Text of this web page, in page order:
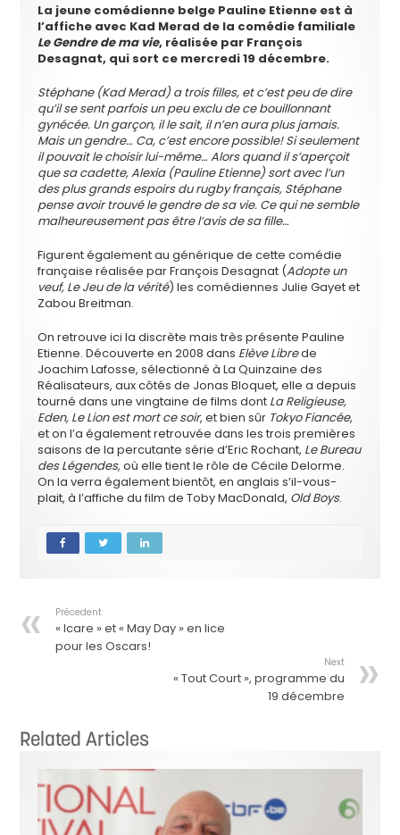
La jeune comédienne belge Pauline Etienne est à
l’affiche avec Kad Merad de la comédie familiale
Le Gendre de ma vie, réalisée par François
Desagnat, qui sort ce mercredi 19 décembre.
Stéphane (Kad Merad) a trois filles, et c’est peu de dire
qu’il se sent parfois un peu exclu de ce bouillonnant
gynécée. Un garçon, il le sait, il n’en aura plus jamais.
Mais un gendre… Ca, c’est encore possible! Si seulement
il pouvait le choisir lui-même… Alors quand il s’aperçoit
que sa cadette, Alexia (Pauline Etienne) sort avec l’un
des plus grands espoirs du rugby français, Stéphane
pense avoir trouvé le gendre de sa vie. Ce qui ne semble
malheureusement pas être l’avis de sa fille…
Figurent également au générique de cette comédie
française réalisée par François Desagnat (Adopte un
veuf, Le Jeu de la vérité) les comédiennes Julie Gayet et
Zabou Breitman.
On retrouve ici la discrète mais très présente Pauline
Etienne. Découverte en 2008 dans Elève Librede
Joachim Lafosse, sélectionné à La Quinzaine des
Réalisateurs, aux côtés de Jonas Bloquet, elle a depuis
tourné dans une vingtaine de films dont La Religieuse,
Eden, Le Lion est mort ce soir, et bien sûr Tokyo Fiancée,
et on l’a également retrouvée dans les trois premières
saisons de la percutante série d’Eric Rochant, Le Bureau
des Légendes, où elle tient le rôle de Cécile Delorme.
On la verra également bientôt, en anglais s’il-vous-
plait, à l’affiche du film de Toby MacDonald, Old Boys.
Précedent
« Icare » et « May Day » en lice
pour les Oscars!
Next
« Tout Court », programme du
19 décembre
Related Articles